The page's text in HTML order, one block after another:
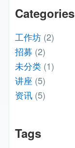
Categories
工作坊 (2)
招募 (2)
未分类 (1)
讲座 (5)
资讯 (5)
Tags